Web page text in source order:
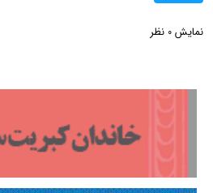
نمایش 0 نظر